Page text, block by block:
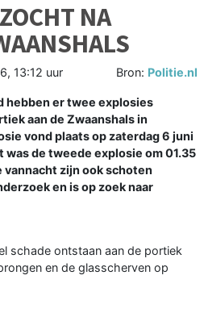
NA
13:12 uur Bron: Politie.nl
hebben er twee explosies
aan de Zwaanshals in
vond plaats op zaterdag 6 juni
was de tweede explosie om 01.35
vannacht zijn ook schoten
en is op zoek naar
schade ontstaan aan de portiek
en de glasscherven op